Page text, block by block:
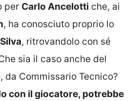
per Carlo Ancelotti che, ai
, ha conosciuto proprio lo
, ritrovandolo con sé
sia il caso anche del
da Commissario Tecnico?
con il giocatore, potrebbe